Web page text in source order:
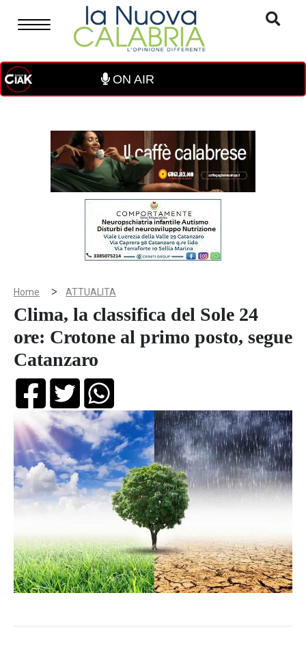
ON AIR
Home > ATTUALITA
Clima, la classifica del Sole 24
ore: Crotone al primo posto, segue
Catanzaro